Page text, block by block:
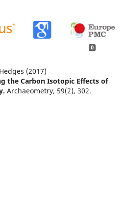
0
(2017)
the Carbon Isotopic Effects of
Archaeometry, 59(2), 302.